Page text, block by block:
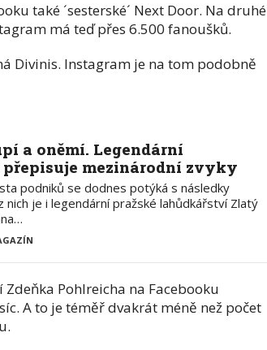
také ´sesterské´ Next Door. Na druhé
má teď přes 6.500 fanoušků.
Divinis. Instagram je na tom podobně
a oněmí. Legendární
mezinárodní zvyky
podniků se dodnes potýká s následky
nich je i legendární pražské lahůdkářství Zlatý
Pohlreicha na Facebooku
A to je téměř dvakrát méně než počet